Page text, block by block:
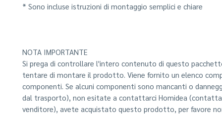
* Sono incluse istruzioni di montaggio semplici e chiare
NOTA IMPORTANTE
Si prega di controllare l'intero contenuto di questo
tentare di montare il prodotto. Viene fornito un elenco
componenti. Se alcuni componenti sono mancanti o
dal trasporto), non esitate a contattarci Homidea
venditore), avete acquistato questo prodotto, per favore